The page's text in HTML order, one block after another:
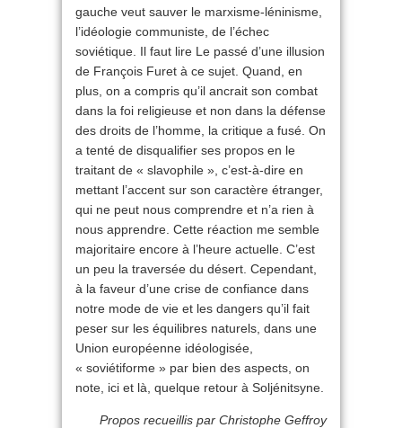
gauche veut sauver le marxisme-léninisme,
l’idéologie communiste, de l’échec
soviétique. Il faut lire Le passé d’une illusion
de François Furet à ce sujet. Quand, en
plus, on a compris qu’il ancrait son combat
dans la foi religieuse et non dans la défense
des droits de l’homme, la critique a fusé. On
a tenté de disqualifier ses propos en le
traitant de « slavophile », c’est-à-dire en
mettant l’accent sur son caractère étranger,
qui ne peut nous comprendre et n’a rien à
nous apprendre. Cette réaction me semble
majoritaire encore à l’heure actuelle. C’est
un peu la traversée du désert. Cependant,
à la faveur d’une crise de confiance dans
notre mode de vie et les dangers qu’il fait
peser sur les équilibres naturels, dans une
Union européenne idéologisée,
« soviétiforme » par bien des aspects, on
note, ici et là, quelque retour à Soljénitsyne.
Propos recueillis par Christophe Geffroy